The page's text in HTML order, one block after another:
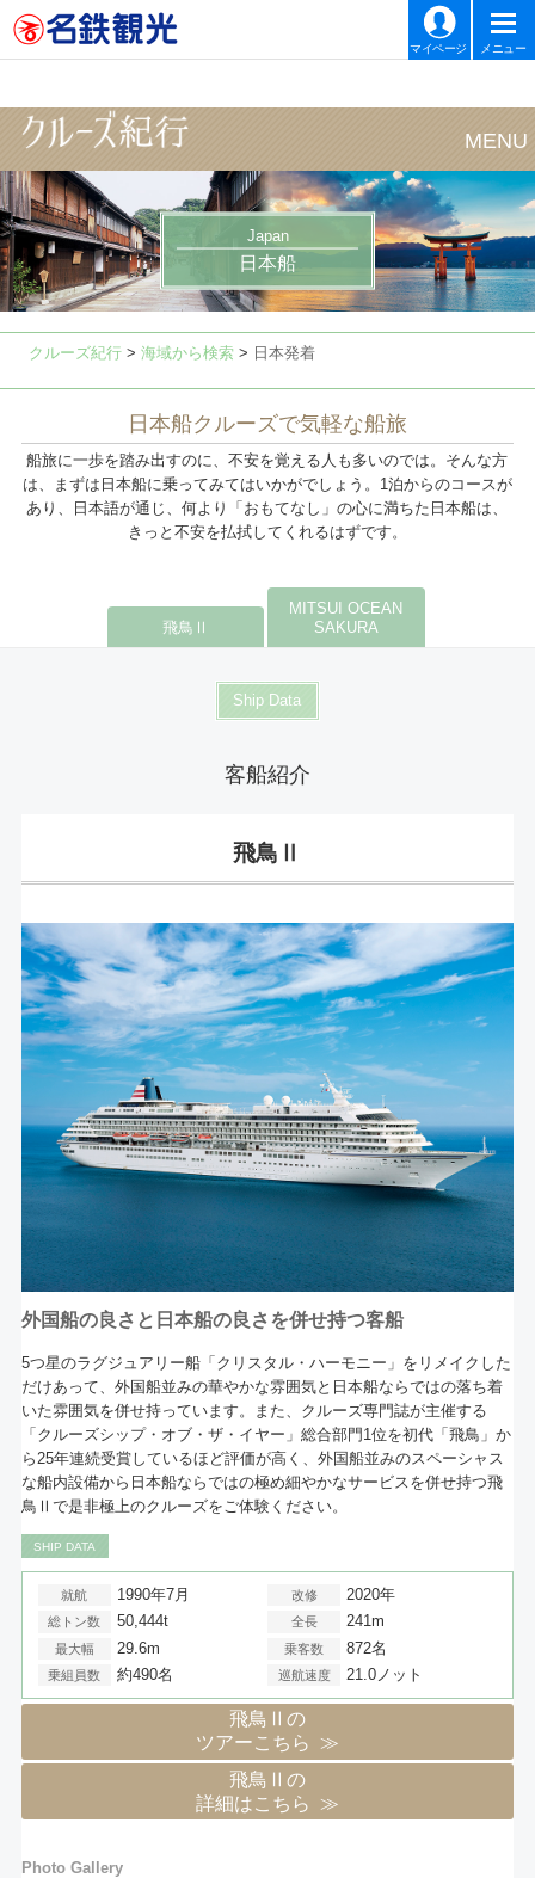
マイページ メニュー
Japan
日本船
クルーズ紀行> 海域から検索> 日本発着
日本船クルーズで気軽な船旅
船旅に一歩を踏み出すのに、不安を覚える人も多いのでは。そんな方
は、まずは日本船に乗ってみてはいかがでしょう。1泊からのコースが
あり、日本語が通じ、何より「おもてなし」の心に満ちた日本船は、
きっと不安を払拭してくれるはずです。
飛鳥Ⅱ
MITSUI OCEAN
SAKURA
Ship Data
客船紹介
飛鳥Ⅱ
外国船の良さと日本船の良さを併せ持つ客船
5つ星のラグジュアリー船「クリスタル・ハーモニー」をリメイクした
だけあって、外国船並みの華やかな雰囲気と日本船ならではの落ち着
いた雰囲気を併せ持っています。また、クルーズ専門誌が主催する
「クルーズシップ・オブ・ザ・イヤー」総合部門1位を初代「飛鳥」か
ら25年連続受賞しているほど評価が高く、外国船並みのスペーシャス
な船内設備から日本船ならではの極め細やかなサービスを併せ持つ飛
鳥Ⅱで是非極上のクルーズをご体験ください。
SHIP DATA
就航 1990年7月 改修 2020年
総トン数 50,444t 全長 241m
最大幅 29.6m 乗客数 872名
乗組員数 約490名 巡航速度 21.0ノット
飛鳥Ⅱの
ツアーこちら
飛鳥Ⅱの
詳細はこちら
Photo Gallery